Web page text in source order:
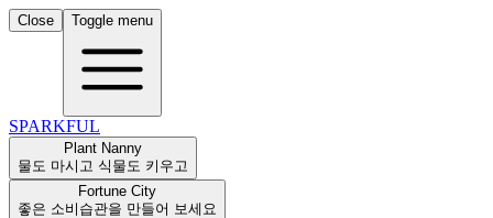
Close Toggle menu
SPARKFUL
Plant Nanny
물도 마시고 식물도 키우고
Fortune City
좋은 소비습관을 만들어 보세요